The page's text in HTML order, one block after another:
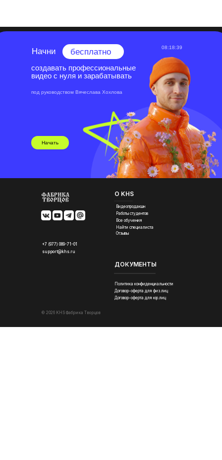
под руководством Вячеслава Хохлова
создавать профессиональные
видео с нуля и зарабатывать
Начни бесплатно 08:18:38
Начать
© 2026 KHS Фабрика Творцов
support@khs.ru
Договор-оферта для юр.лиц
Договор-оферта для физ.лиц
Политика конфиденциальности
ДОКУМЕНТЫ
Найти специалиста
Отзывы
Все обучения
Работы студентов
Видеопродакшн
О KHS
+7 (977) 089-71-01